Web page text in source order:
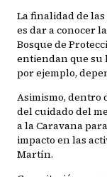
La finalidad de
es dar a conocer
Bosque de
entiendan que su
por ejemplo,
Asimismo, dentro
del cuidado del
a la Caravana
impacto en las
Martín.